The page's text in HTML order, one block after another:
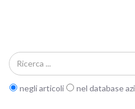
negli articoli nel database